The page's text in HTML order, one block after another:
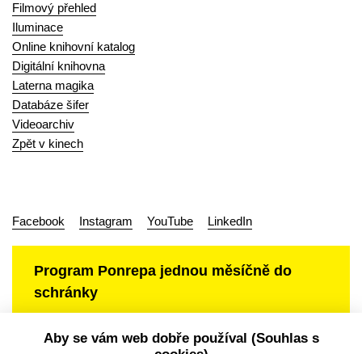
Filmový přehled
Iluminace
Online knihovní katalog
Digitální knihovna
Laterna magika
Databáze šifer
Videoarchiv
Zpět v kinech
Facebook Instagram YouTube LinkedIn
Program Ponrepa jednou měsíčně do
schránky
Aby se vám web dobře používal (Souhlas s